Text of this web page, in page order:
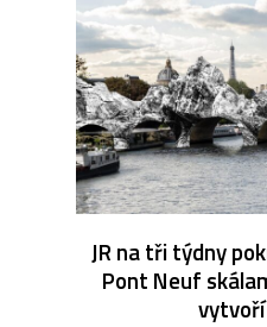
JR na tři týdny
Pont Neuf